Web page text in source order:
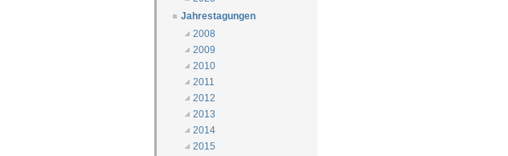
Jahrestagungen
2008
2009
2010
2011
2012
2013
2014
2015